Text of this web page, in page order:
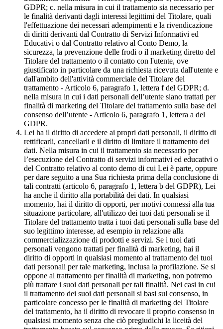
GDPR; c. nella misura in cui il trattamento sia necessario per
le finalità derivanti dagli interessi legittimi del Titolare, quali
l'effettuazione dei necessari adempimenti e la rivendicazione
di diritti derivanti dal Contratto di Servizi Informativi ed
Educativi o dal Contratto relativo al Conto Demo, la
sicurezza, la prevenzione delle frodi o il marketing diretto del
Titolare del trattamento o il contatto con l'utente, ove
giustificato in particolare da una richiesta ricevuta dall'utente e
dall'ambito dell'attività commerciale del Titolare del
trattamento - Articolo 6, paragrafo 1, lettera f del GDPR; d.
nella misura in cui i dati personali dell’utente siano trattati per
finalità di marketing del Titolare del trattamento sulla base del
consenso dell’utente - Articolo 6, paragrafo 1, lettera a del
GDPR.
Lei ha il diritto di accedere ai propri dati personali, il diritto di
rettificarli, cancellarli e il diritto di limitare il trattamento dei
dati. Nella misura in cui il trattamento sia necessario per
l’esecuzione del Contratto di servizi informativi ed educativi o
del Contratto relativo al conto demo di cui Lei è parte, oppure
per dare seguito a una Sua richiesta prima della conclusione di
tali contratti (articolo 6, paragrafo 1, lettera b del GDPR), Lei
ha anche il diritto alla portabilità dei dati. In qualsiasi
momento, hai il diritto di opporti, per motivi connessi alla tua
situazione particolare, all'utilizzo dei tuoi dati personali se il
Titolare del trattamento tratta i tuoi dati personali sulla base del
suo legittimo interesse, ad esempio in relazione alla
commercializzazione di prodotti e servizi. Se i tuoi dati
personali vengono trattati per finalità di marketing, hai il
diritto di opporti in qualsiasi momento al trattamento dei tuoi
dati personali per tale marketing, inclusa la profilazione. Se si
oppone al trattamento per finalità di marketing, non potremo
più trattare i suoi dati personali per tali finalità. Nei casi in cui
il trattamento dei suoi dati personali si basi sul consenso, in
particolare concesso per le finalità di marketing del Titolare
del trattamento, ha il diritto di revocare il proprio consenso in
qualsiasi momento senza che ciò pregiudichi la liceità del